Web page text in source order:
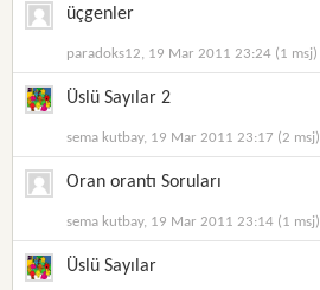
üçgenler
paradoks12, 19 Mar 2011 23:24 (1 msj)
Üslü Sayılar 2
sema kutbay, 19 Mar 2011 23:17 (2 msj)
Oran orantı Soruları
sema kutbay, 19 Mar 2011 23:14 (1 msj)
Üslü Sayılar